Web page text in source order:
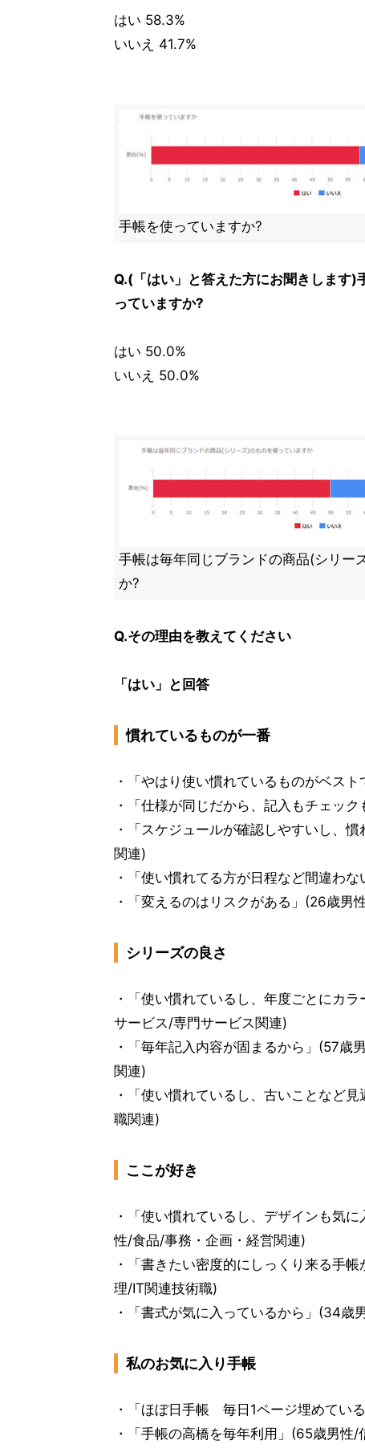
はい 58.3%
いいえ 41.7%
手帳を使っていますか?
Q.(「はい」と答えた方にお聞きします
っていますか?
はい 50.0%
いいえ 50.0%
手帳は毎年同じブランドの商品(シリー
か?
Q.その理由を教えてください
「はい」と回答
慣れているものが一番
・「やはり使い慣れているものがベス
・「仕様が同じだから、記入もチェッ
・「スケジュールが確認しやすいし、
関連)
・「使い慣れてる方が日程など間違わ
・「変えるのはリスクがある」(26歳男
シリーズの良さ
・「使い慣れているし、年度ごとにカ
サービス/専門サービス関連)
・「毎年記入内容が固まるから」(57歳
関連)
・「使い慣れているし、古いことなど
職関連)
ここが好き
・「使い慣れているし、デザインも気
性/食品/事務・企画・経営関連)
・「書きたい密度的にしっくり来る手
理/IT関連技術職)
・「書式が気に入っているから」(34歳
私のお気に入り手帳
・「ほぼ日手帳 毎日1ページ埋めてい
・「手帳の高橋を毎年利用」(65歳男性